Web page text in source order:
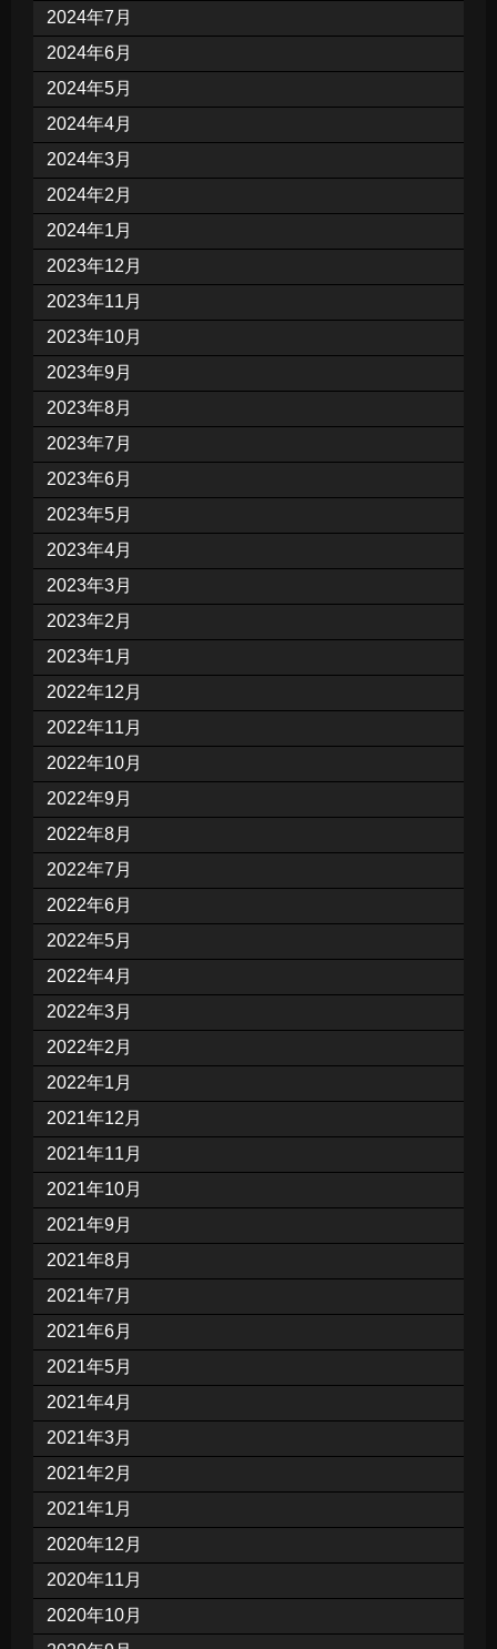
2024年7月
2024年6月
2024年5月
2024年4月
2024年3月
2024年2月
2024年1月
2023年12月
2023年11月
2023年10月
2023年9月
2023年8月
2023年7月
2023年6月
2023年5月
2023年4月
2023年3月
2023年2月
2023年1月
2022年12月
2022年11月
2022年10月
2022年9月
2022年8月
2022年7月
2022年6月
2022年5月
2022年4月
2022年3月
2022年2月
2022年1月
2021年12月
2021年11月
2021年10月
2021年9月
2021年8月
2021年7月
2021年6月
2021年5月
2021年4月
2021年3月
2021年2月
2021年1月
2020年12月
2020年11月
2020年10月